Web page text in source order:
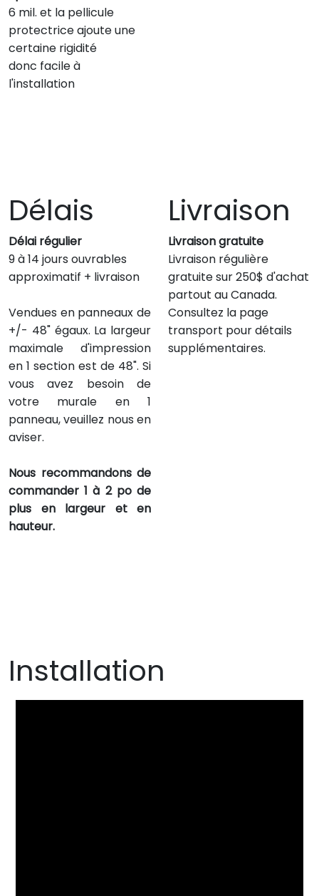
6 mil. et la pellicule
protectrice ajoute une
certaine rigidité
donc facile à
l'installation
Délais
Délai régulier
9 à 14 jours ouvrables
approximatif + livraison
Vendues en panneaux de
+/- 48" égaux. La largeur
maximale d'impression
en 1 section est de 48". Si
vous avez besoin de
votre murale en 1
panneau, veuillez nous en
aviser.
Nous recommandons de
commander 1 à 2 po de
plus en largeur et en
hauteur.
Livraison
Livraison gratuite
Livraison régulière
gratuite sur 250$ d'achat
partout au Canada.
Consultez la page
transport pour détails
supplémentaires.
Installation